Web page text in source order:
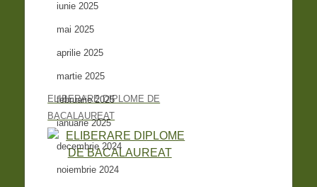
ELIBERARE DIPLOME DE
BACALAUREAT
iunie 2025
mai 2025
aprilie 2025
martie 2025
februarie 2025
ianuarie 2025
decembrie 2024
noiembrie 2024